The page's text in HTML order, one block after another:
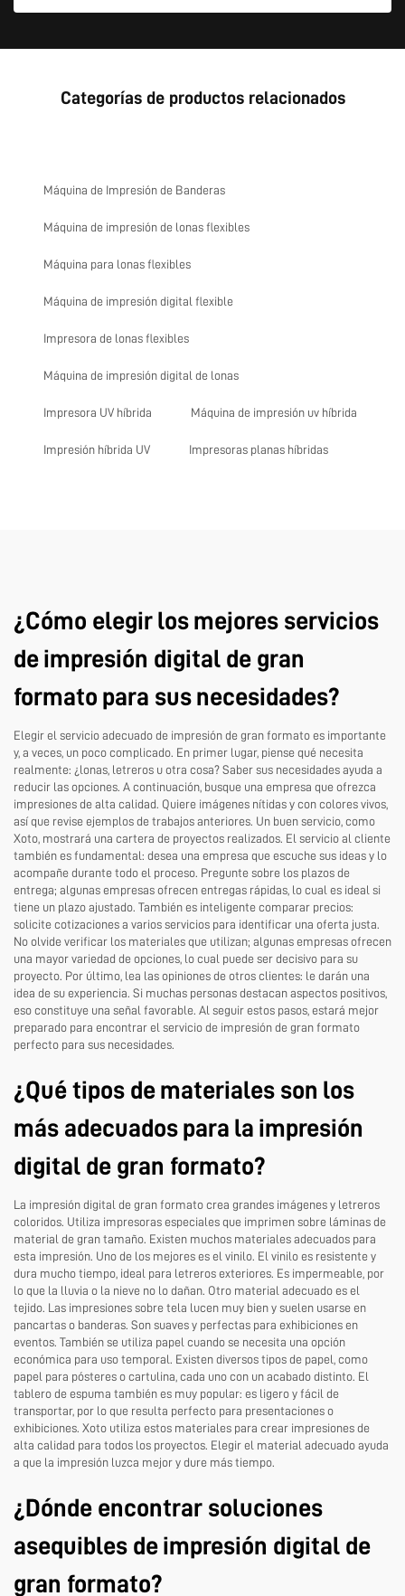
Categorías de productos relacionados
Máquina de Impresión de Banderas
Máquina de impresión de lonas flexibles
Máquina para lonas flexibles
Máquina de impresión digital flexible
Impresora de lonas flexibles
Máquina de impresión digital de lonas
Impresora UV híbrida Máquina de impresión uv híbrida
Impresión híbrida UV Impresoras planas híbridas
¿Cómo elegir los mejores servicios
de impresión digital de gran
formato para sus necesidades?
Elegir el servicio adecuado de impresión de gran formato es importante
y, a veces, un poco complicado. En primer lugar, piense qué necesita
realmente: ¿lonas, letreros u otra cosa? Saber sus necesidades ayuda a
reducir las opciones. A continuación, busque una empresa que ofrezca
impresiones de alta calidad. Quiere imágenes nítidas y con colores vivos,
así que revise ejemplos de trabajos anteriores. Un buen servicio, como
Xoto, mostrará una cartera de proyectos realizados. El servicio al cliente
también es fundamental: desea una empresa que escuche sus ideas y lo
acompañe durante todo el proceso. Pregunte sobre los plazos de
entrega; algunas empresas ofrecen entregas rápidas, lo cual es ideal si
tiene un plazo ajustado. También es inteligente comparar precios:
solicite cotizaciones a varios servicios para identificar una oferta justa.
No olvide verificar los materiales que utilizan; algunas empresas ofrecen
una mayor variedad de opciones, lo cual puede ser decisivo para su
proyecto. Por último, lea las opiniones de otros clientes: le darán una
idea de su experiencia. Si muchas personas destacan aspectos positivos,
eso constituye una señal favorable. Al seguir estos pasos, estará mejor
preparado para encontrar el servicio de impresión de gran formato
perfecto para sus necesidades.
¿Qué tipos de materiales son los
más adecuados para la impresión
digital de gran formato?
La impresión digital de gran formato crea grandes imágenes y letreros
coloridos. Utiliza impresoras especiales que imprimen sobre láminas de
material de gran tamaño. Existen muchos materiales adecuados para
esta impresión. Uno de los mejores es el vinilo. El vinilo es resistente y
dura mucho tiempo, ideal para letreros exteriores. Es impermeable, por
lo que la lluvia o la nieve no lo dañan. Otro material adecuado es el
tejido. Las impresiones sobre tela lucen muy bien y suelen usarse en
pancartas o banderas. Son suaves y perfectas para exhibiciones en
eventos. También se utiliza papel cuando se necesita una opción
económica para uso temporal. Existen diversos tipos de papel, como
papel para pósteres o cartulina, cada uno con un acabado distinto. El
tablero de espuma también es muy popular: es ligero y fácil de
transportar, por lo que resulta perfecto para presentaciones o
exhibiciones. Xoto utiliza estos materiales para crear impresiones de
alta calidad para todos los proyectos. Elegir el material adecuado ayuda
a que la impresión luzca mejor y dure más tiempo.
¿Dónde encontrar soluciones
asequibles de impresión digital de
gran formato?